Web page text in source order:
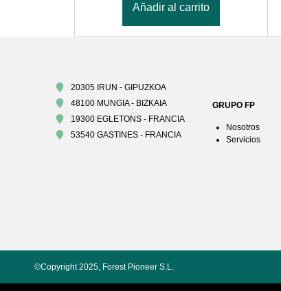
Añadir al carrito
20305 IRUN - GIPUZKOA
48100 MUNGIA - BIZKAIA
19300 EGLETONS - FRANCIA
53540 GASTINES - FRANCIA
GRUPO FP
Nosotros
Servicios
©Copyright 2025, Forest Pioneer S.L.